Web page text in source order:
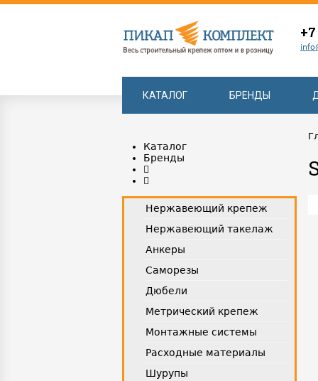
КАТАЛОГ БРЕНДЫ
Каталог
Бренды
Нержавеющий крепеж
Нержавеющий такелаж
Анкеры
Саморезы
Дюбели
Метрический крепеж
Монтажные системы
Расходные материалы
Шурупы